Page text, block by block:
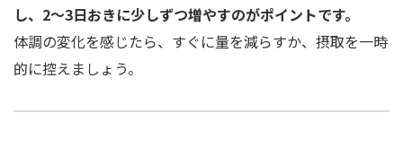
し、2〜3日おきに少しずつ増やすのがポイントです。
体調の変化を感じたら、すぐに量を減らすか、摂取を一時
的に控えましょう。